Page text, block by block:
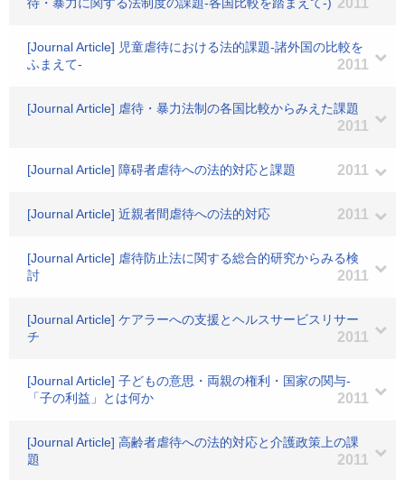
2011
[Journal Article] 児童虐待における法的課題-諸外国の比較を
ふまえて-
2011
[Journal Article] 虐待・暴力法制の各国比較からみえた課題
2011
[Journal Article] 障碍者虐待への法的対応と課題 2011
[Journal Article] 近親者間虐待への法的対応 2011
[Journal Article] 虐待防止法に関する総合的研究からみる検
討
2011
[Journal Article] ケアラーへの支援とヘルスサービスリサー
チ
2011
[Journal Article] 子どもの意思・両親の権利・国家の関与-
「子の利益」とは何か
2011
[Journal Article] 高齢者虐待への法的対応と介護政策上の課
題
2011